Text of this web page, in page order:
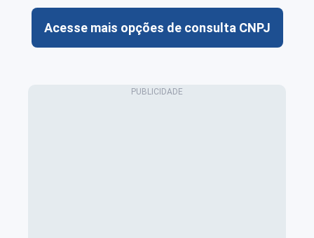
Acesse mais opções de consulta CNPJ